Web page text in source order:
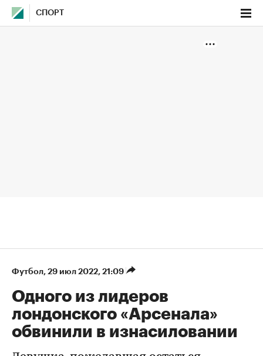
СПОРТ
Футбол⁠, 29 июл 2022, 21:09
Одного из лидеров
лондонского «Арсенала»
обвинили в изнасиловании